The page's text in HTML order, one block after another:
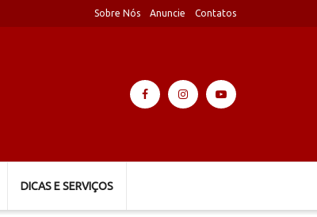
Sobre Nós Anuncie Contatos
DICAS E SERVIÇOS